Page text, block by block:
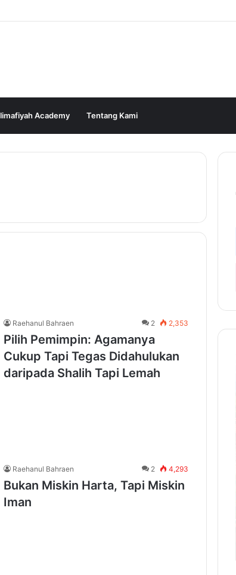
Academy Tentang Kami
Raehanul Bahraen 2 2,353
Pilih Pemimpin: Agamanya
Cukup Tapi Tegas Didahulukan
daripada Shalih Tapi Lemah
Raehanul Bahraen 2 4,293
Bukan Miskin Harta, Tapi Miskin
Iman